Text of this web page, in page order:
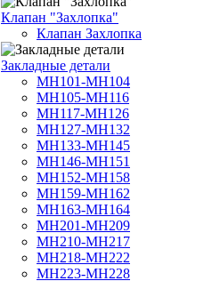
Клапан "Захлопка"
Клапан Захлопка
Закладные детали
МН101-МН104
МН105-МН116
МН117-МН126
МН127-МН132
МН133-МН145
МН146-МН151
МН152-МН158
МН159-МН162
МН163-МН164
МН201-МН209
МН210-МН217
МН218-МН222
МН223-МН228